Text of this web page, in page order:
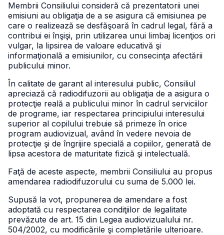
Membrii Consiliului consideră că prezentatorii unei
emisiuni au obligaţia de a se asigura că emisiunea pe
care o realizează se desfăşoară în cadrul legal, fără a
contribui ei înşişi, prin utilizarea unui limbaj licenţios ori
vulgar, la lipsirea de valoare educativă şi
informaţională a emisiunilor, cu consecinţa afectării
publicului minor.
În calitate de garant al interesului public, Consiliul
apreciază că radiodifuzorii au obligaţia de a asigura o
protecţie reală a publicului minor în cadrul serviciilor
de programe, iar respectarea principiului interesului
superior al copilului trebuie să primeze în orice
program audiovizual, având în vedere nevoia de
protecţie şi de îngrijire specială a copiilor, generată de
lipsa acestora de maturitate fizică şi intelectuală.
Faţă de aceste aspecte, membrii Consiliului au propus
amendarea radiodifuzorului cu suma de 5.000 lei.
Supusă la vot, propunerea de amendare a fost
adoptată cu respectarea condiţiilor de legalitate
prevăzute de art. 15 din Legea audiovizualului nr.
504/2002, cu modificările şi completările ulterioare.